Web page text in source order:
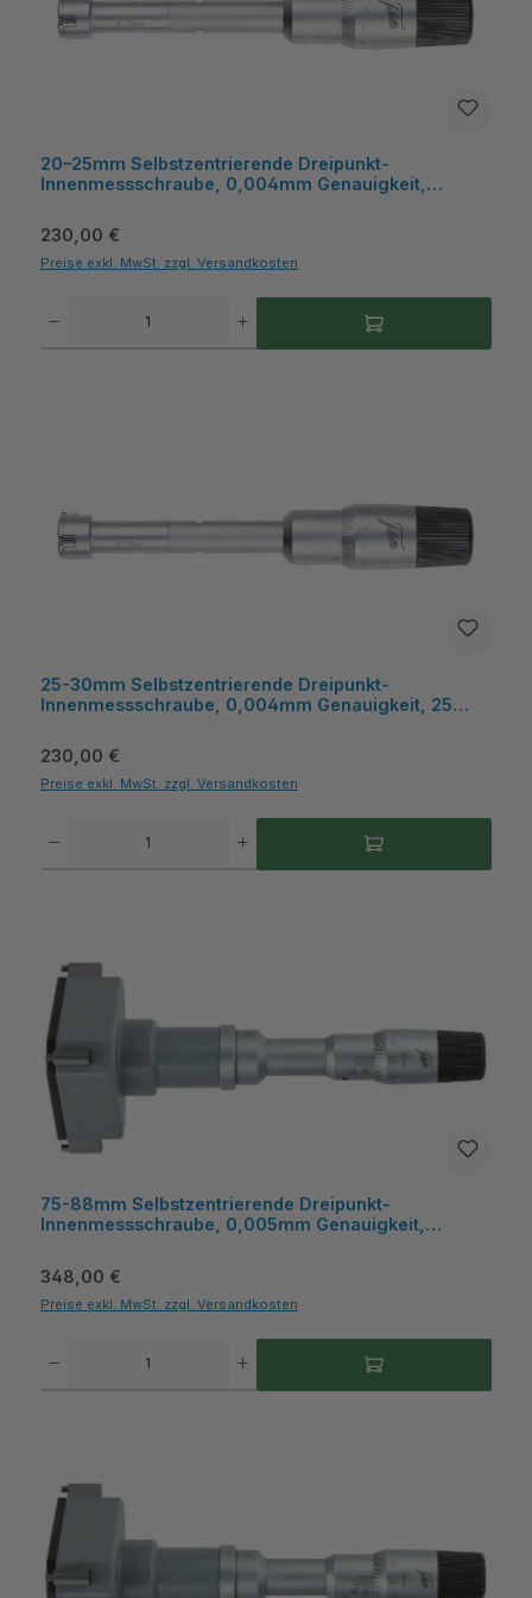
20–25mm Selbstzentrierende Dreipunkt-
Innenmessschraube, 0,004mm Genauigkeit,
Regulärer Preis:
230,00 €
Preise exkl. MwSt. zzgl. Versandkosten
25-30mm Selbstzentrierende Dreipunkt-
Innenmessschraube, 0,004mm Genauigkeit, 25
Metav IndustryLine
Regulärer Preis:
230,00 €
Preise exkl. MwSt. zzgl. Versandkosten
75-88mm Selbstzentrierende Dreipunkt-
Innenmessschraube, 0,005mm Genauigkeit,
Regulärer Preis:
348,00 €
Preise exkl. MwSt. zzgl. Versandkosten